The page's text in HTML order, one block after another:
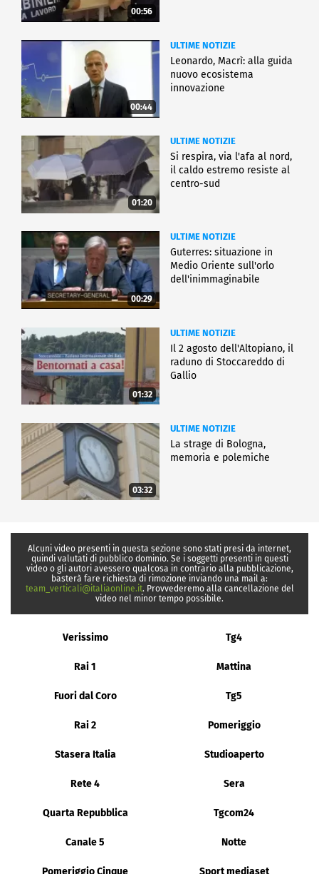
00:56
00:44
ULTIME NOTIZIE
Leonardo, Macrì: alla guida
nuovo ecosistema
innovazione
01:20
ULTIME NOTIZIE
Si respira, via l'afa al nord,
il caldo estremo resiste al
centro-sud
00:29
ULTIME NOTIZIE
Guterres: situazione in
Medio Oriente sull'orlo
dell'inimmaginabile
01:32
ULTIME NOTIZIE
Il 2 agosto dell'Altopiano, il
raduno di Stoccareddo di
Gallio
03:32
ULTIME NOTIZIE
La strage di Bologna,
memoria e polemiche
Alcuni video presenti in questa sezione sono stati presi da internet,
quindi valutati di pubblico dominio. Se i soggetti presenti in questi
video o gli autori avessero qualcosa in contrario alla pubblicazione,
basterà fare richiesta di rimozione inviando una mail a:
team_verticali@italiaonline.it. Provvederemo alla cancellazione del
video nel minor tempo possibile.
Verissimo Tg4
Rai 1 Mattina
Fuori dal Coro Tg5
Rai 2 Pomeriggio
Stasera Italia Studioaperto
Rete 4 Sera
Quarta Repubblica Tgcom24
Canale 5 Notte
Pomeriggio Cinque Sport mediaset